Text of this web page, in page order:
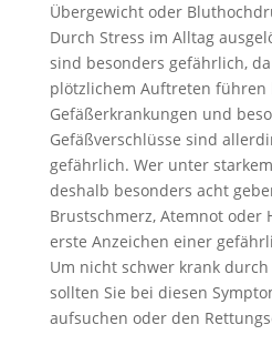
Übergewicht oder
Durch Stress im Alltag
sind besonders gefährlich,
plötzlichem Auftreten führen
Gefäßerkrankungen und
Gefäßverschlüsse sind
gefährlich. Wer unter
deshalb besonders acht
Brustschmerz, Atemnot oder
erste Anzeichen einer
Um nicht schwer krank
sollten Sie bei diesen
aufsuchen oder den